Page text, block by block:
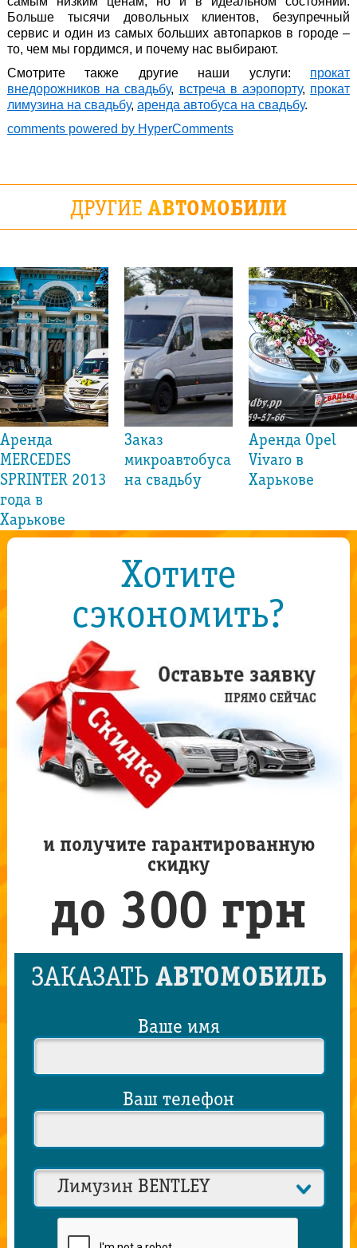
Больше тысячи довольных клиентов, безупречный
сервис и один из самых больших автопарков в городе –
то, чем мы гордимся, и почему нас выбирают.
Смотрите также другие наши услуги: прокат
внедорожников на свадьбу, встреча в аэропорту, прокат
лимузина на свадьбу, аренда автобуса на свадьбу.
comments powered by HyperComments
ДРУГИЕ АВТОМОБИЛИ
Аренда
MERCEDES
SPRINTER 2013
года в
Харькове
Заказ
микроавтобуса
на свадьбу
Аренда Opel
Vivaro в
Харькове
Хотите
сэкономить?
и получите гарантированную
скидку
до 300 грн
ЗАКАЗАТЬ АВТОМОБИЛЬ
Ваше имя
Ваш телефон